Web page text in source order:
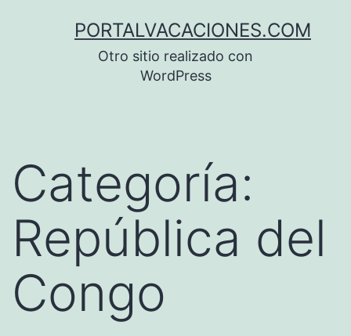
PORTALVACACIONES.COM
Otro sitio realizado con
WordPress
Categoría:
República del
Congo